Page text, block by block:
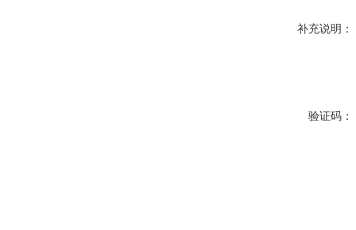
补充说明：
验证码：